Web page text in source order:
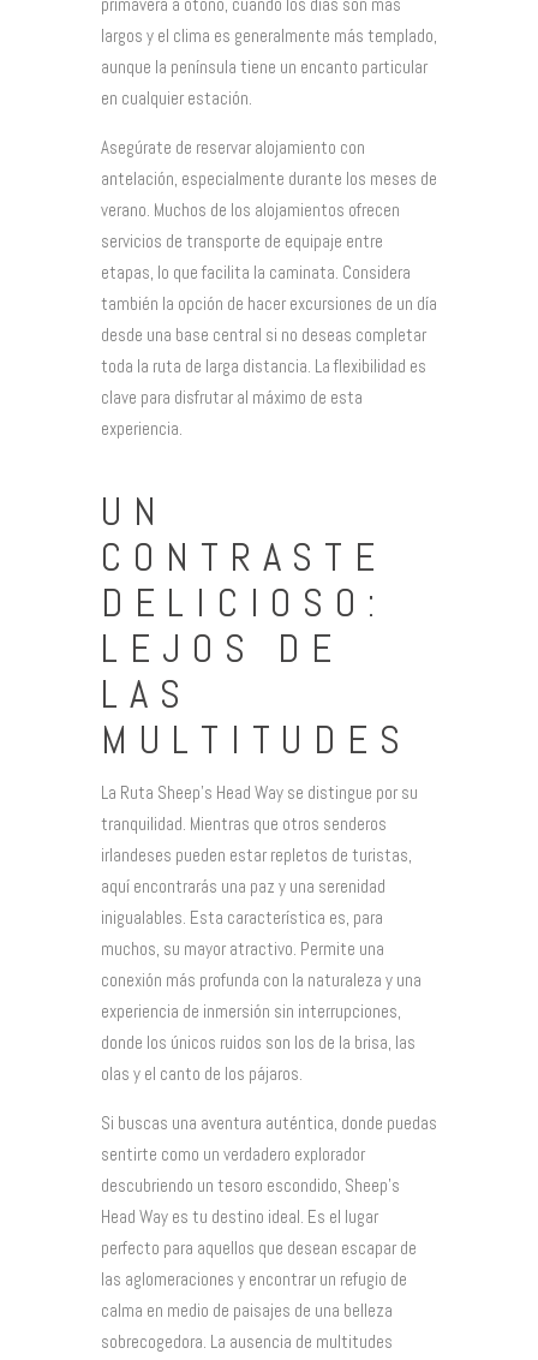
largos y el clima es generalmente más templado,
aunque la península tiene un encanto particular
en cualquier estación.
Asegúrate de reservar alojamiento con
antelación, especialmente durante los meses de
verano. Muchos de los alojamientos ofrecen
servicios de transporte de equipaje entre
etapas, lo que facilita la caminata. Considera
también la opción de hacer excursiones de un día
desde una base central si no deseas completar
toda la ruta de larga distancia. La flexibilidad es
clave para disfrutar al máximo de esta
experiencia.
UN
CONTRASTE
DELICIOSO:
LEJOS DE
LAS
MULTITUDES
La Ruta Sheep’s Head Way se distingue por su
tranquilidad. Mientras que otros senderos
irlandeses pueden estar repletos de turistas,
aquí encontrarás una paz y una serenidad
inigualables. Esta característica es, para
muchos, su mayor atractivo. Permite una
conexión más profunda con la naturaleza y una
experiencia de inmersión sin interrupciones,
donde los únicos ruidos son los de la brisa, las
olas y el canto de los pájaros.
Si buscas una aventura auténtica, donde puedas
sentirte como un verdadero explorador
descubriendo un tesoro escondido, Sheep’s
Head Way es tu destino ideal. Es el lugar
perfecto para aquellos que desean escapar de
las aglomeraciones y encontrar un refugio de
calma en medio de paisajes de una belleza
sobrecogedora. La ausencia de multitudes